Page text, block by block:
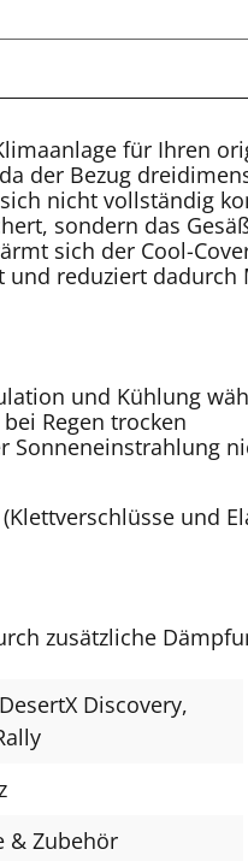
für Ihren
der Bezug
nicht vollständig
sondern das
sich der Cool-
und reduziert
und Kühlung
Regen trocken
Sonneneinstrahlung
und
zusätzliche
Discovery,
& Zubehör